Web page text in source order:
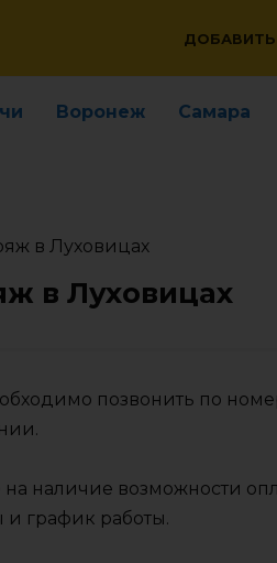
ДОБАВИТЬ
Воронеж Самара
в Луховицах
в Луховицах
позвонить по
наличие возможности
и график работы.